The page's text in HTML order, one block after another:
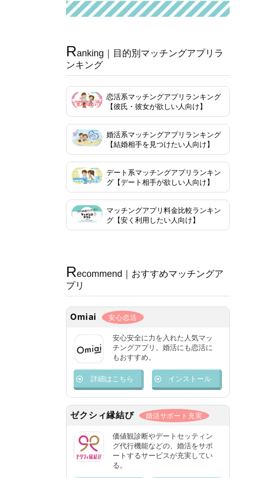
Ranking｜目的別マッチングアプリラ
ンキング
恋活系マッチングアプリランキング
【彼氏・彼女が欲しい人向け】
婚活系マッチングアプリランキング
【結婚相手を見つけたい人向け】
デート系マッチングアプリランキン
グ【デート相手が欲しい人向け】
マッチングアプリ料金比較ランキン
グ【安く利用したい人向け】
Recommend｜おすすめマッチングア
プリ
Omiai 安心恋活
安心安全に力を入れた人気マッ
チングアプリ。婚活にも恋活に
もおすすめ。
詳細はこちら インストール
ゼクシィ縁結び 婚活サポート充実
価値観診断やデートセッティン
グ代行機能などの、婚活をサポ
ートするサービスが充実してい
る。